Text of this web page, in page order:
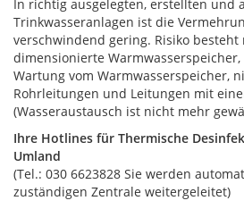
In richtig ausgelegten, erstellten und
Trinkwasseranlagen ist die
verschwindend gering. Risiko
dimensionierte
Wartung vom Warmwasserspeicher,
Rohrleitungen und Leitungen mit
(Wasseraustausch ist nicht mehr
Ihre Hotlines für Thermische
Umland
(Tel.: 030 6623828 Sie werden
zuständigen Zentrale weitergeleitet)